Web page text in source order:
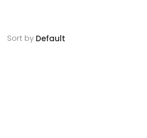
Sort by